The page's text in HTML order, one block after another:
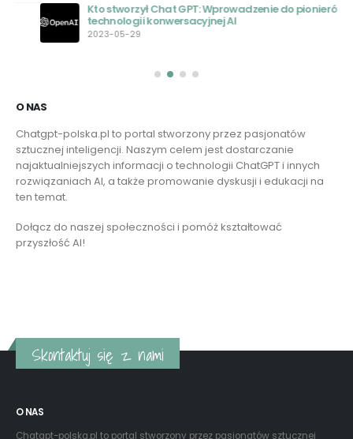
Kto stworzył Chat GPT: Wprowadzenie do pionierów
technologii konwersacyjnej AI
2023-05-29
O NAS
Chatgpt-polska.pl to portal stworzony przez pasjonatów
sztucznej inteligencji. Naszym celem jest dostarczanie
najaktualniejszych informacji o technologii ChatGPT i innych
rozwiązaniach AI, a także promowanie dyskusji i edukacji na
ten temat.
Dołącz do naszej społeczności i pomóż kształtować
przyszłość AI!
Skontaktuj się z nami
O NAS
Chatgpt-polska.pl to portal stworzony przez pasjonatów sztucznej